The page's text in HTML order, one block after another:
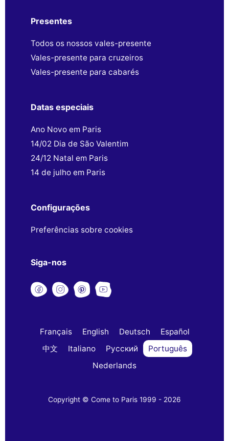
Presentes
Todos os nossos vales-presente
Vales-presente para cruzeiros
Vales-presente para cabarés
Datas especiais
Ano Novo em Paris
14/02 Dia de São Valentim
24/12 Natal em Paris
14 de julho em Paris
Configurações
Preferências sobre cookies
Siga-nos
Français English Deutsch
Español
中文
Italiano Русский
Português
Nederlands
Copyright © Come to Paris 1999 - 2026